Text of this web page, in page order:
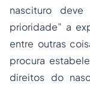
nascituro deve
prioridade” a
entre outras
procura
direitos do